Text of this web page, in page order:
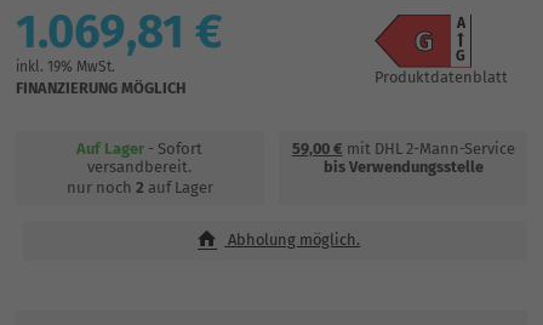
G
A
G
Produktdatenblatt
1.069,81 €
inkl. 19% MwSt.
FINANZIERUNG MÖGLICH
Auf Lager - Sofort
versandbereit.
nur noch 2 auf Lager
59,00 € mit DHL 2-Mann-Service
bis Verwendungsstelle
Abholung möglich.